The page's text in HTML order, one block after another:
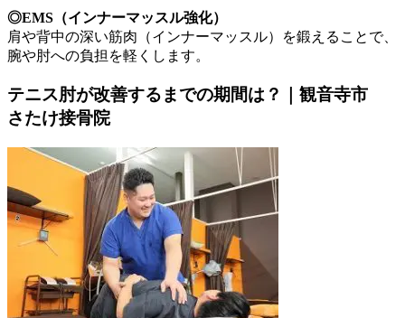
◎EMS（インナーマッスル強化）
肩や背中の深い筋肉（インナーマッスル）を鍛えることで、
腕や肘への負担を軽くします。
テニス肘が改善するまでの期間は？｜観音寺市
さたけ接骨院